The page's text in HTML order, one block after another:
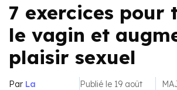
7 exercices pour
le vagin et
plaisir sexuel
Par La
Publié le 19 août